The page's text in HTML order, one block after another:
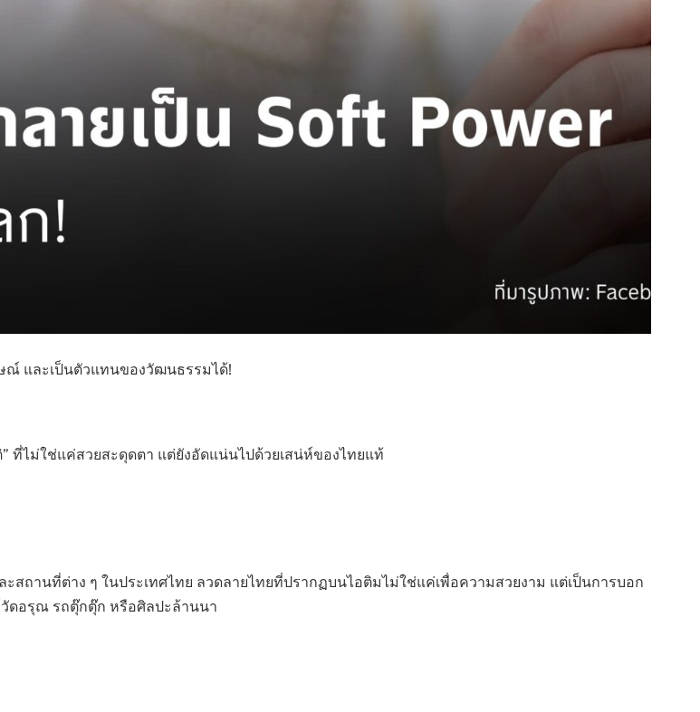
ณ์ และเป็นตัวแทนของวัฒนธรรมได้!
ที่ไม่ใช่แค่สวยสะดุดตา แต่ยังอัดแน่นไปด้วยเสน่ห์ของไทยแท้
ถานที่ต่าง ๆ ในประเทศไทย ลวดลายไทยที่ปรากฏบนไอติมไม่ใช่แค่เพื่อความสวยงาม แต่เป็นการบอก
วัดอรุณ รถตุ๊กตุ๊ก หรือศิลปะล้านนา